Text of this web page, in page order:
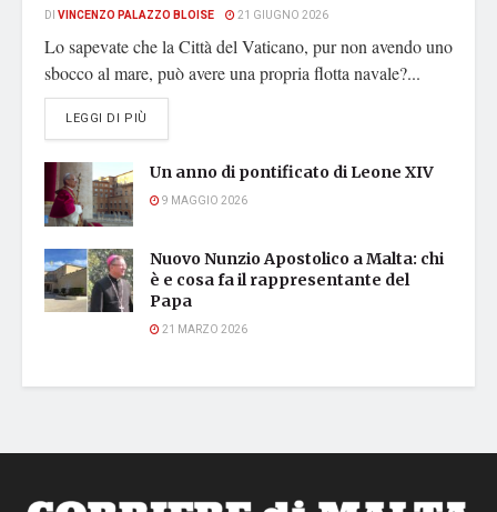
DI VINCENZO PALAZZO BLOISE 21 GIUGNO 2026
Lo sapevate che la Città del Vaticano, pur non avendo uno
sbocco al mare, può avere una propria flotta navale?...
LEGGI DI PIÙ
Un anno di pontificato di Leone XIV
9 MAGGIO 2026
Nuovo Nunzio Apostolico a Malta: chi
è e cosa fa il rappresentante del
Papa
21 MARZO 2026